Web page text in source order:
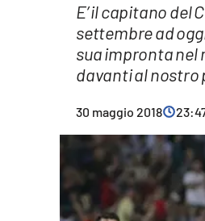
Streaming
E’ il capitano del
settembre ad
sua impronta nel
davanti al nostro
30 maggio 2018